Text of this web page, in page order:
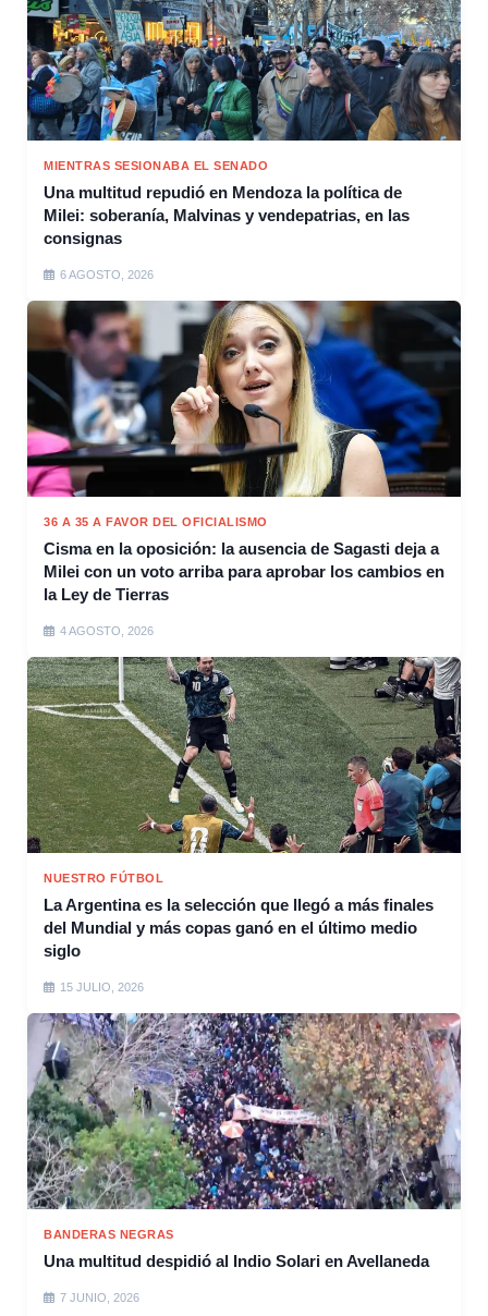
MIENTRAS SESIONABA EL SENADO
Una multitud repudió en Mendoza la política de
Milei: soberanía, Malvinas y vendepatrias, en las
consignas
6 AGOSTO, 2026
36 A 35 A FAVOR DEL OFICIALISMO
Cisma en la oposición: la ausencia de Sagasti deja a
Milei con un voto arriba para aprobar los cambios en
la Ley de Tierras
4 AGOSTO, 2026
NUESTRO FÚTBOL
La Argentina es la selección que llegó a más finales
del Mundial y más copas ganó en el último medio
siglo
15 JULIO, 2026
BANDERAS NEGRAS
Una multitud despidió al Indio Solari en Avellaneda
7 JUNIO, 2026